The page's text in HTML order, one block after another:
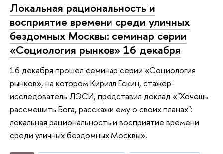
Локальная рациональность и
восприятие времени среди уличных
бездомных Москвы: семинар серии
«Социология рынков» 16 декабря
16 декабря прошел семинар серии «Социология
рынков», на котором Кирилл Ескин, стажер-
исследователь ЛЭСИ, представил доклад «"Хочешь
рассмешить Бога, расскажи ему о своих планах":
локальная рациональность и восприятие времени
среди уличных бездомных Москвы».